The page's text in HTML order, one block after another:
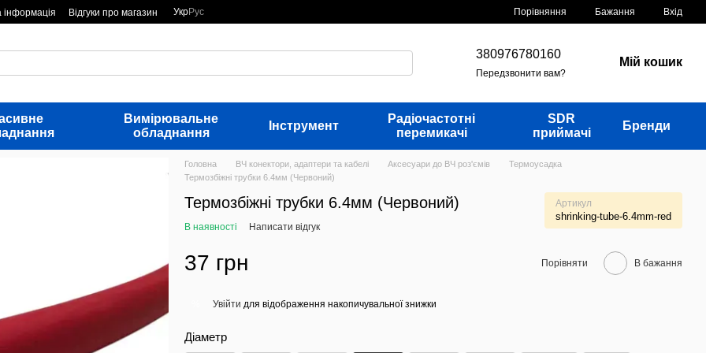
інформація Відгуки про магазин УкрРус Порівняння Бажання Вхід
380976780160
Передзвонити вам?
Мій кошик
Вимірювальне
обладнання
Інструмент
Радіочастотні
перемикачі
SDR
приймачі
Бренди
Головна ВЧ конектори, адаптери та кабелі Аксесуари до ВЧ роз'ємів
Термоусадка
Термозбіжні трубки 6.4мм (Червоний)
Термозбіжні трубки 6.4мм (Червоний) Артикул
shrinking-tube-6.4mm-red
В наявності Написати відгук
37 грн Порівняти В бажання
Увійти для відображення накопичувальної знижки
Діаметр